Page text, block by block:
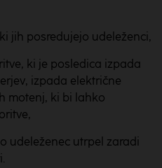
jih posredujejo udeleženci,
ki je posledica izpada
izpada električne
motenj, ki bi lahko
udeleženec utrpel zaradi